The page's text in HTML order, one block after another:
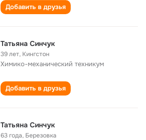
Добавить в друзья
Татьяна Синчук
39 лет, Кингстон
Химико-механический техникум
Добавить в друзья
Татьяна Синчук
63 года, Березовка